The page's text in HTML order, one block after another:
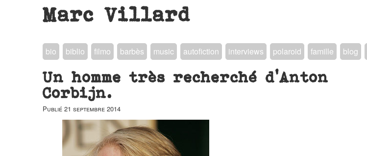
Marc Villard
bio biblio filmo barbès music autofiction interviews polaroid famille blog
Un homme très recherché d’Anton
Corbijn.
Publié 21 septembre 2014